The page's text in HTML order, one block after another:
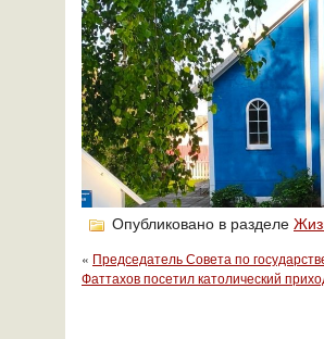
Опубликовано в разделе
« Председатель Совета по
Фаттахов посетил католический